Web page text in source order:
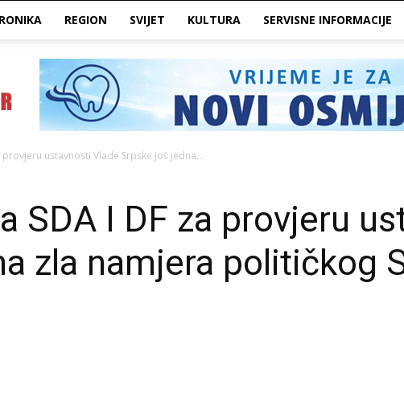
REGION SVIJET KULTURA SERVISNE INFORMACIJE
provjeru ustavnosti Vlade Srpske još jedna...
SDA I DF za provjeru
zla namjera političkog